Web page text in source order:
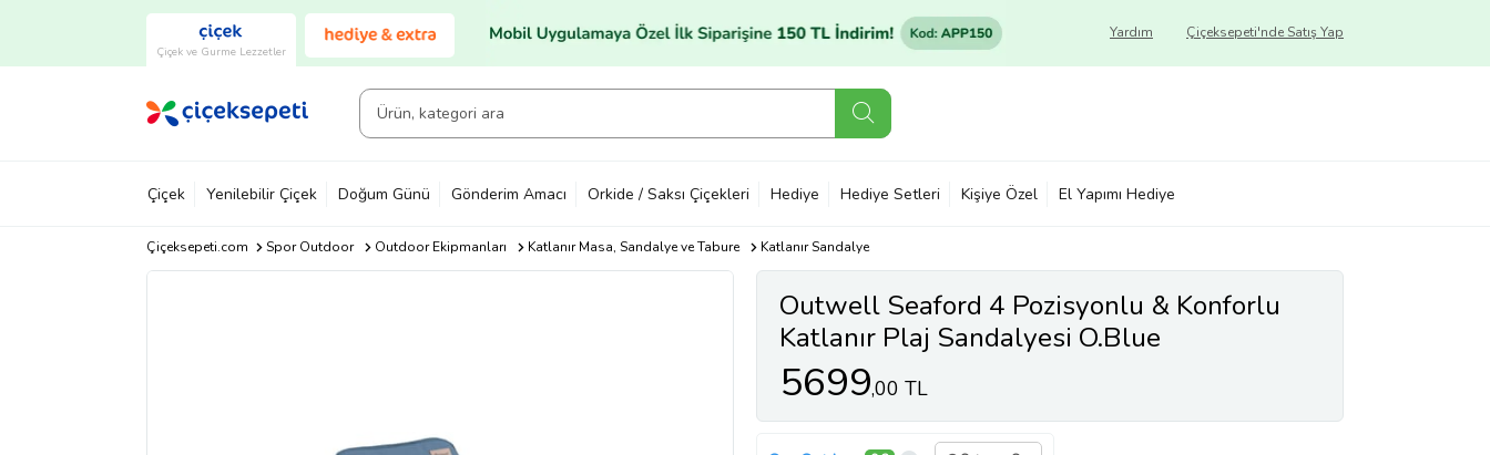
Çiçek ve Gurme Lezzetler
Çiçeksepeti'nde Satış Yap
Yardım
Çiçek Yenilebilir Çiçek Doğum Günü Gönderim Amacı Orkide / Saksı Çiçekleri Hediye Hediye Setleri Kişiye Özel El Yapımı Hediye
Çiçeksepeti.com Spor Outdoor Outdoor Ekipmanları Katlanır Masa, Sandalye ve Tabure Katlanır Sandalye
Outwell Seaford 4 Pozisyonlu & Konforlu
Katlanır Plaj Sandalyesi O.Blue
5699,00 TL